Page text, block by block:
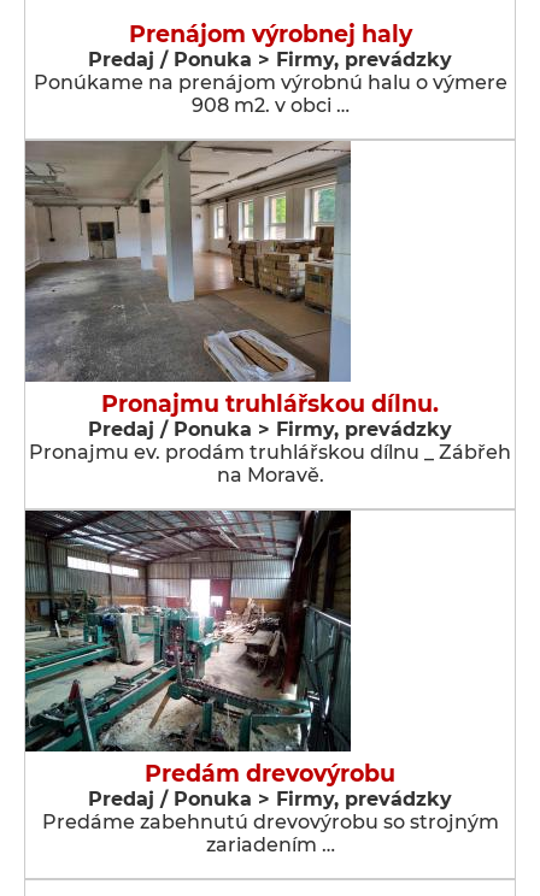
Prenájom výrobnej haly
Predaj / Ponuka > Firmy, prevádzky
Ponúkame na prenájom výrobnú halu o výmere
908 m2. v obci …
Pronajmu truhlářskou dílnu.
Predaj / Ponuka > Firmy, prevádzky
Pronajmu ev. prodám truhlářskou dílnu _ Zábřeh
na Moravě.
Predám drevovýrobu
Predaj / Ponuka > Firmy, prevádzky
Predáme zabehnutú drevovýrobu so strojným
zariadením …